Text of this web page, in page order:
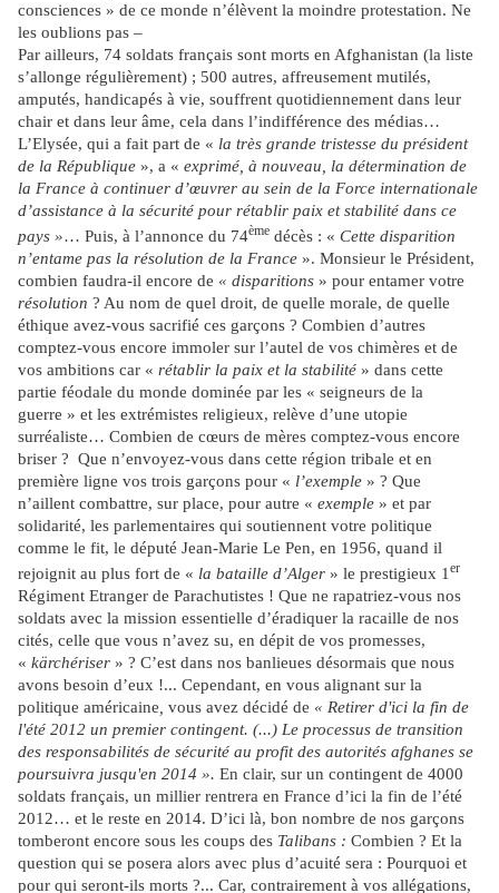
consciences » de ce monde n’élèvent la moindre protestation. Ne
les oublions pas –
Par ailleurs, 74 soldats français sont morts en Afghanistan (la liste
s’allonge régulièrement) ; 500 autres, affreusement mutilés,
amputés, handicapés à vie, souffrent quotidiennement dans leur
chair et dans leur âme, cela dans l’indifférence des médias…
L’Elysée, qui a fait part de « la très grande tristesse du président
de la République », a « exprimé, à nouveau, la détermination de
la France à continuer d’œuvrer au sein de la Force internationale
d’assistance à la sécurité pour rétablir paix et stabilité dans ce
pays »… Puis, à l’annonce du 74ème décès : « Cette disparition
n’entame pas la résolution de la France ». Monsieur le Président,
combien faudra-il encore de « disparitions » pour entamer votre
résolution ? Au nom de quel droit, de quelle morale, de quelle
éthique avez-vous sacrifié ces garçons ? Combien d’autres
comptez-vous encore immoler sur l’autel de vos chimères et de
vos ambitions car « rétablir la paix et la stabilité » dans cette
partie féodale du monde dominée par les « seigneurs de la
guerre » et les extrémistes religieux, relève d’une utopie
surréaliste… Combien de cœurs de mères comptez-vous encore
briser ? Que n’envoyez-vous dans cette région tribale et en
première ligne vos trois garçons pour « l’exemple » ? Que
n’aillent combattre, sur place, pour autre « exemple » et par
solidarité, les parlementaires qui soutiennent votre politique
comme le fit, le député Jean-Marie Le Pen, en 1956, quand il
rejoignit au plus fort de « la bataille d’Alger » le prestigieux 1 er
Régiment Etranger de Parachutistes ! Que ne rapatriez-vous nos
soldats avec la mission essentielle d’éradiquer la racaille de nos
cités, celle que vous n’avez su, en dépit de vos promesses,
« kärchériser » ? C’est dans nos banlieues désormais que nous
avons besoin d’eux !... Cependant, en vous alignant sur la
politique américaine vous avez décidé de « Retirer d'ici la fin de
l'été 2012 un premier contingent. (...) Le processus de transition
des responsabilités de sécurité au profit des autorités afghanes se
poursuivra jusqu'en 2014 ». En clair, sur un contingent de 4000
soldats français, un millier rentrera en France d’ici la fin de l’été
2012… et le reste en 2014. D’ici là, bon nombre de nos garçons
tomberont encore sous les coups des Talibans : Combien ? Et la
question qui se posera alors avec plus d’acuité sera : Pourquoi et
pour qui seront-ils morts ?... Car, contrairement à vos allégations,